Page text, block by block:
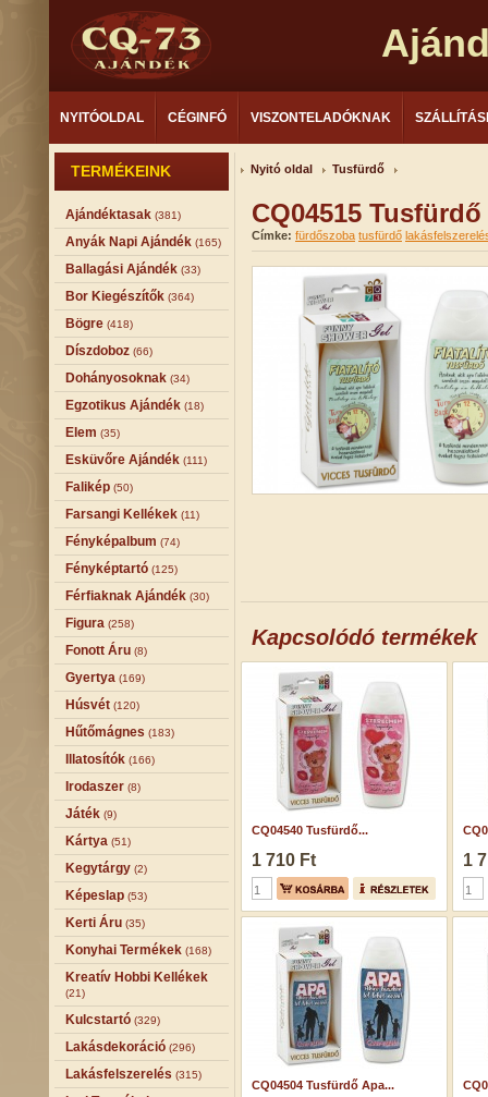
NYITÓOLDAL CÉGINFÓ VISZONTELADÓKNAK
TERMÉKEINK
Ajándéktasak (381)
Anyák Napi Ajándék (165)
Ballagási Ajándék (33)
Bor Kiegészítők (364)
Bögre (418)
Díszdoboz (66)
Dohányosoknak (34)
Egzotikus Ajándék (18)
Elem (35)
Esküvőre Ajándék (111)
Falikép (50)
Farsangi Kellékek (11)
Fényképalbum (74)
Fényképtartó (125)
Férfiaknak Ajándék (30)
Figura (258)
Fonott Áru (8)
Gyertya (169)
Húsvét (120)
Hűtőmágnes (183)
Illatosítók (166)
Irodaszer (8)
Játék (9)
Kártya (51)
Kegytárgy (2)
Képeslap (53)
Kerti Áru (35)
Konyhai Termékek (168)
Kreatív Hobbi Kellékek
(21)
Kulcstartó (329)
Lakásdekoráció (296)
Lakásfelszerelés (315)
Nyitó oldal Tusfürdő
CQ04515
Címke: fürdőszoba tusfürdő
Kapcsolódó termékek
CQ04540 Tusfürdő...
1 710 Ft 1
CQ04504 Tusfürdő Apa...